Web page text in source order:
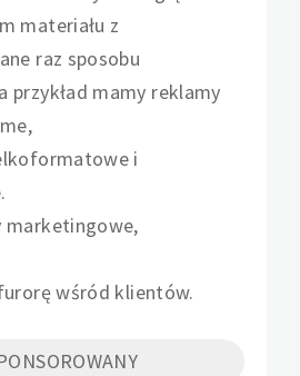
materiału z
raz sposobu
przykład mamy reklamy
i
marketingowe,
wśród klientów.